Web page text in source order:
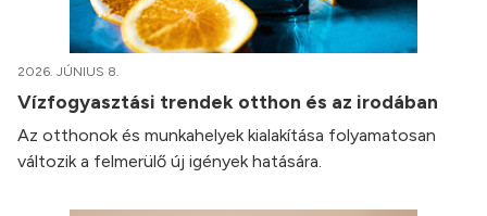
2026. JÚNIUS 8.
Vízfogyasztási trendek otthon és az irodában
Az otthonok és munkahelyek kialakítása folyamatosan
változik a felmerülő új igények hatására.